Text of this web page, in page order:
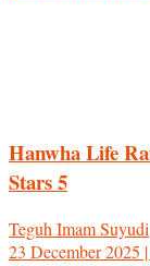
Hanwha Life
Stars 5
Teguh Imam Suyudi
23 December 2025